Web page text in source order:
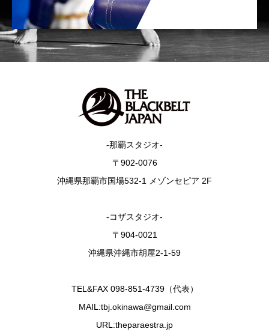
-那覇スタジオ-
〒902-0076
沖縄県那覇市国場532-1 メゾンセピア 2F
-コザスタジオ-
〒904-0021
沖縄県沖縄市胡屋2-1-59
TEL&FAX 098-851-4739（代表）
MAIL:tbj.okinawa@gmail.com
URL:theparaestra.jp